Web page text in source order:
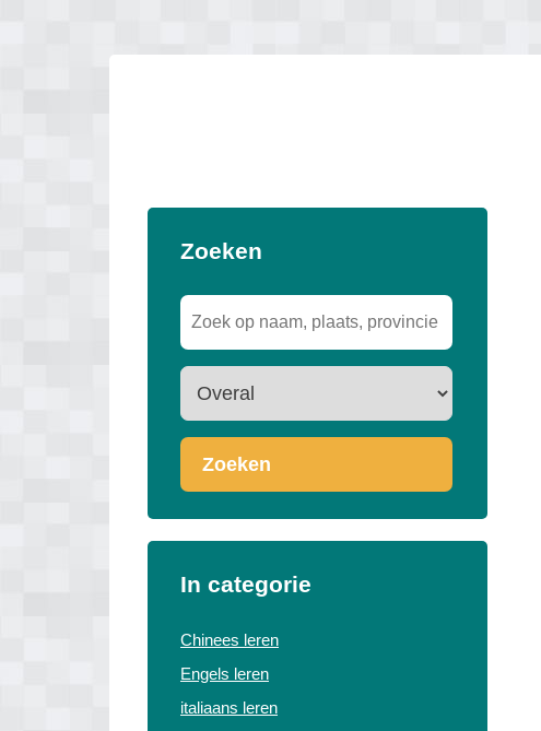
Zoeken
Zoeken
In categorie
Chinees leren
Engels leren
italiaans leren